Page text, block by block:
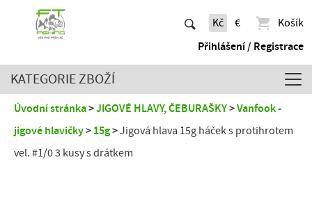
Kč €
Košík
Přihlášení / Registrace
KATEGORIE ZBOŽÍ
Úvodní stránka JIGOVÉ HLAVY, ČEBURAŠKY
Vanfook -
jigové hlavičky
15g
Jigová hlava 15g háček s protihrotem
vel. #1/0 3 kusy s drátkem